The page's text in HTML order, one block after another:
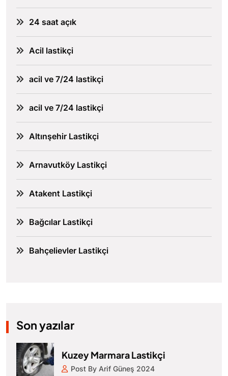
24 saat açık
Acil lastikçi
acil ve 7/24 lastikçi
acil ve 7/24 lastikçi
Altınşehir Lastikçi
Arnavutköy Lastikçi
Atakent Lastikçi
Bağcılar Lastikçi
Bahçelievler Lastikçi
Son yazılar
Kuzey Marmara Lastikçi
Post By Arif Güneş 2024